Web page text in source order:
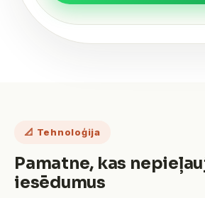
📐 Tehnoloģija
Pamatne, kas
iesēdumus